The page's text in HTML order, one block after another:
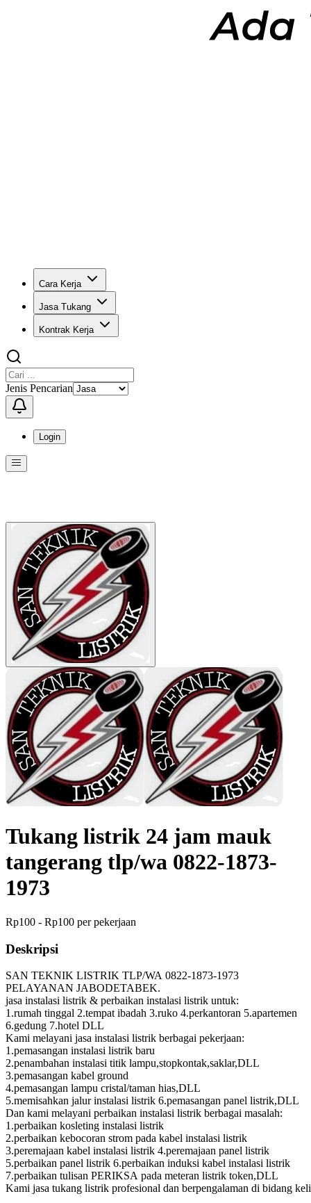
Cara Kerja
Jasa Tukang
Kontrak Kerja
Jenis Pencarian
Login
Menu ini berisi navigasi untuk mengakses fitur-fitur di KangPro
Tukang listrik 24 jam mauk
tangerang tlp/wa 0822-1873-
1973
Rp100 - Rp100 per pekerjaan
Deskripsi
SAN TEKNIK LISTRIK TLP/WA 0822-1873-1973
PELAYANAN JABODETABEK.
jasa instalasi listrik & perbaikan instalasi listrik untuk:
1.rumah tinggal 2.tempat ibadah 3.ruko 4.perkantoran 5.apartemen
6.gedung 7.hotel DLL
Kami melayani jasa instalasi listrik berbagai pekerjaan:
1.pemasangan instalasi listrik baru
2.penambahan instalasi titik lampu,stopkontak,saklar,DLL
3.pemasangan kabel ground
4.pemasangan lampu cristal/taman hias,DLL
5.memisahkan jalur instalasi listrik 6.pemasangan panel listrik,DLL
Dan kami melayani perbaikan instalasi listrik berbagai masalah:
1.perbaikan kosleting instalasi listrik
2.perbaikan kebocoran strom pada kabel instalasi listrik
3.peremajaan kabel instalasi listrik 4.peremajaan panel listrik
5.perbaikan panel listrik 6.perbaikan induksi kabel instalasi listrik
7.perbaikan tulisan PERIKSA pada meteran listrik token,DLL
Kami jasa tukang listrik profesional dan berpengalaman di bidang